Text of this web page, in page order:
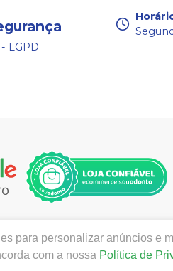
LGPD
os direitos reservados |
Fortaleza / CE - CEP
Queiros CRF/CE: 9118 |
para personalizar anúncios e
com a nossa Política de